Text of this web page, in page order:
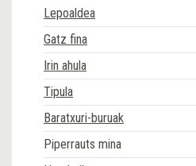
Lepoaldea
Gatz fina
Irin ahula
Tipula
Baratxuri-buruak
Piperrauts mina